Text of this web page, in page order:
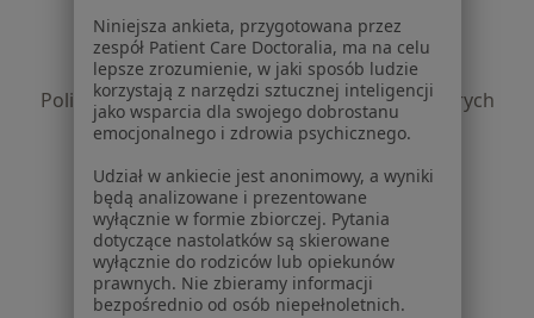
Regulamin
Polityka prywatności pacjentów
Polityka prywatności profesjonalistów
Polityka prywatności dla profesjonalistów, których
dane pozyskaliśmy samodzielnie
Jak działają wyniki wyszukiwania
Dostępność
O nas
Praca Rekrutujemy!
Partnerzy
Niniejsza ankieta, przygotowana przez
zespół Patient Care Doctoralia, ma na celu
lepsze zrozumienie, w jaki sposób ludzie
korzystają z narzędzi sztucznej inteligencji
jako wsparcia dla swojego dobrostanu
emocjonalnego i zdrowia psychicznego.
Udział w ankiecie jest anonimowy, a wyniki
będą analizowane i prezentowane
wyłącznie w formie zbiorczej. Pytania
dotyczące nastolatków są skierowane
wyłącznie do rodziców lub opiekunów
prawnych. Nie zbieramy informacji
bezpośrednio od osób niepełnoletnich.